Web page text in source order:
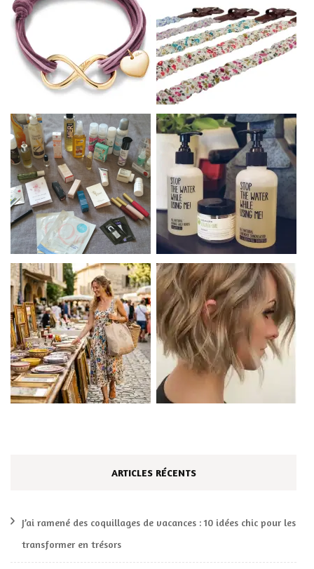
ARTICLES RÉCENTS
J’ai ramené des coquillages de vacances : 10 idées chic pour les
transformer en trésors